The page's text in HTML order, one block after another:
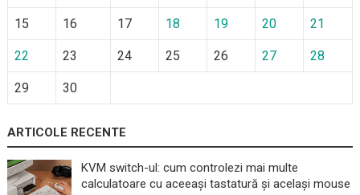
15 16 17 18 19 20 21
22 23 24 25 26 27 28
29 30
ARTICOLE RECENTE
KVM switch-ul: cum controlezi mai multe
calculatoare cu aceeași tastatură și același mouse